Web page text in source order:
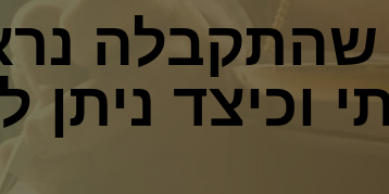
שהתקבלה
וכיצד ניתן